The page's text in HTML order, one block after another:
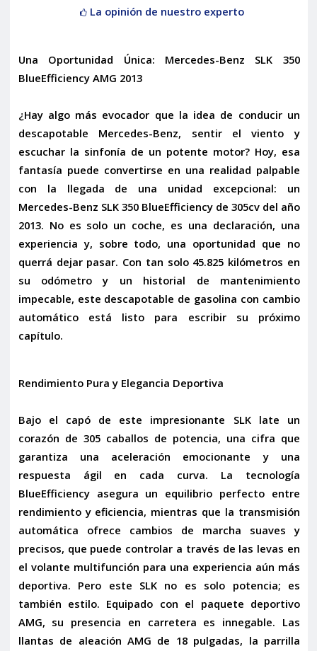
La opinión de nuestro experto
Una Oportunidad Única: Mercedes-Benz SLK 350
BlueEfficiency AMG 2013
¿Hay algo más evocador que la idea de conducir un
descapotable Mercedes-Benz, sentir el viento y
escuchar la sinfonía de un potente motor? Hoy, esa
fantasía puede convertirse en una realidad palpable
con la llegada de una unidad excepcional: un
Mercedes-Benz SLK 350 BlueEfficiency de 305cv del año
2013. No es solo un coche, es una declaración, una
experiencia y, sobre todo, una oportunidad que no
querrá dejar pasar. Con tan solo 45.825 kilómetros en
su odómetro y un historial de mantenimiento
impecable, este descapotable de gasolina con cambio
automático está listo para escribir su próximo
capítulo.
Rendimiento Pura y Elegancia Deportiva
Bajo el capó de este impresionante SLK late un
corazón de 305 caballos de potencia, una cifra que
garantiza una aceleración emocionante y una
respuesta ágil en cada curva. La tecnología
BlueEfficiency asegura un equilibrio perfecto entre
rendimiento y eficiencia, mientras que la transmisión
automática ofrece cambios de marcha suaves y
precisos, que puede controlar a través de las levas en
el volante multifunción para una experiencia aún más
deportiva. Pero este SLK no es solo potencia; es
también estilo. Equipado con el paquete deportivo
AMG, su presencia en carretera es innegable. Las
llantas de aleación AMG de 18 pulgadas, la parrilla